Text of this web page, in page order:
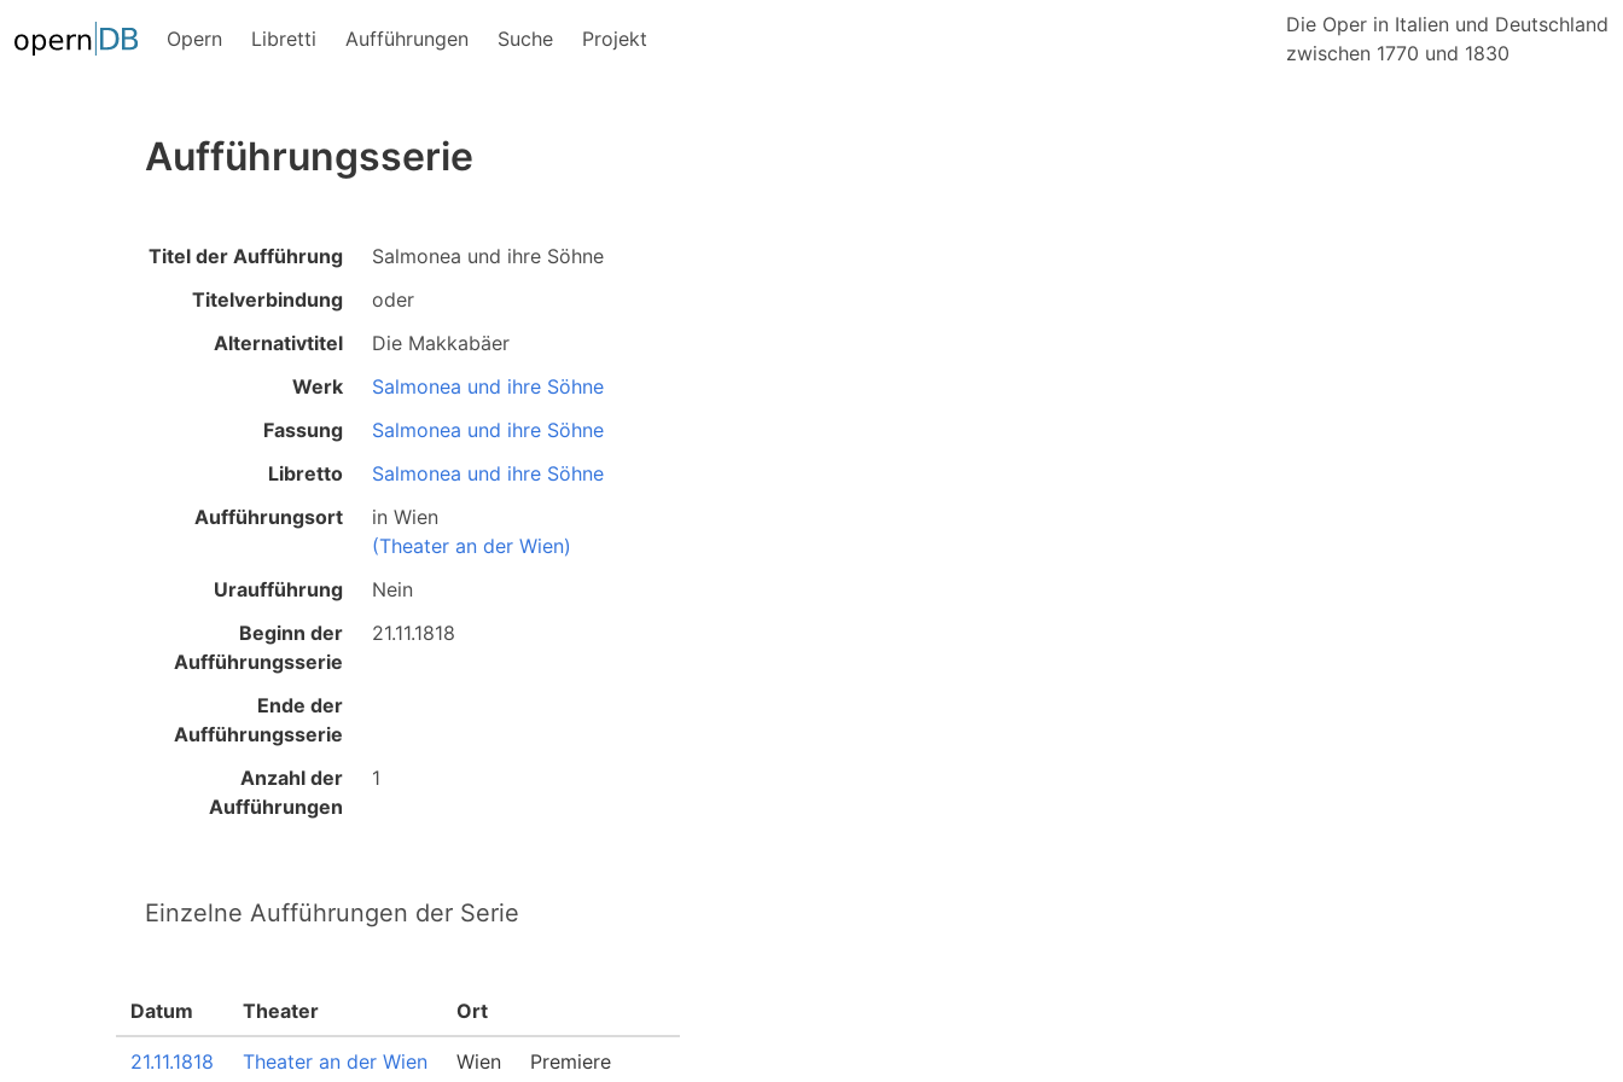
Opern Libretti Aufführungen Suche Projekt
Die Oper in Italien und Deutschland
zwischen 1770 und 1830
Aufführungsserie
Titel der Aufführung
Salmonea und ihre Söhne
Titelverbindung
oder
Alternativtitel
Die Makkabäer
Werk
Salmonea und ihre Söhne
Fassung
Salmonea und ihre Söhne
Libretto
Salmonea und ihre Söhne
Aufführungsort
in Wien
(Theater an der Wien)
Uraufführung
Nein
Beginn der
Aufführungsserie
21.11.1818
Ende der
Aufführungsserie
Anzahl der
Aufführungen
1
Einzelne Aufführungen der Serie
Datum Theater Ort
21.11.1818 Theater an der Wien Wien
Premiere